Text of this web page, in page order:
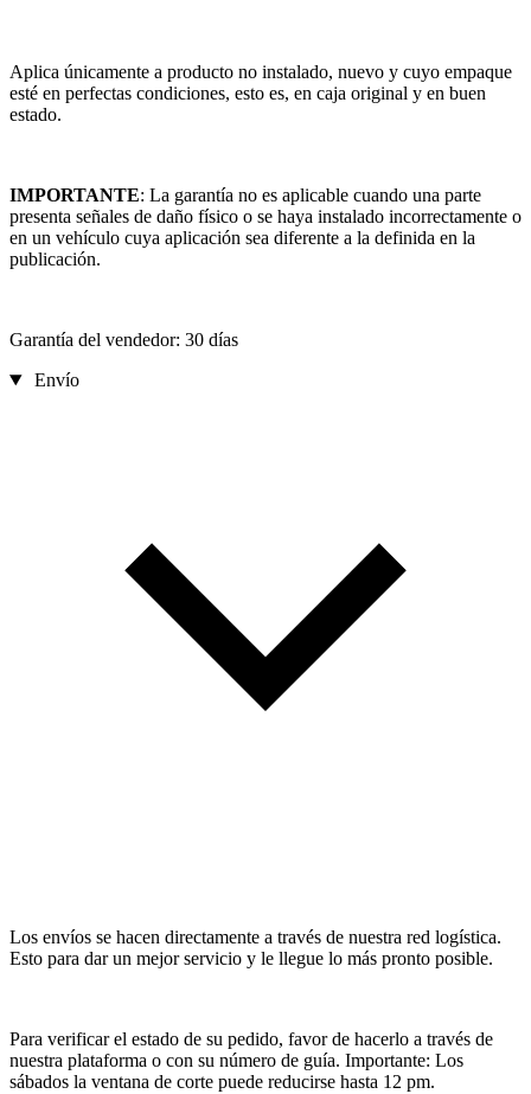
Aplica únicamente a producto no instalado, nuevo y cuyo empaque
esté en perfectas condiciones, esto es, en caja original y en buen
estado.
IMPORTANTE: La garantía no es aplicable cuando una parte
presenta señales de daño físico o se haya instalado incorrectamente o
en un vehículo cuya aplicación sea diferente a la definida en la
publicación.
Garantía del vendedor: 30 días
Envío
Los envíos se hacen directamente a través de nuestra red logística.
Esto para dar un mejor servicio y le llegue lo más pronto posible.
Para verificar el estado de su pedido, favor de hacerlo a través de
nuestra plataforma o con su número de guía. Importante: Los
sábados la ventana de corte puede reducirse hasta 12 pm.